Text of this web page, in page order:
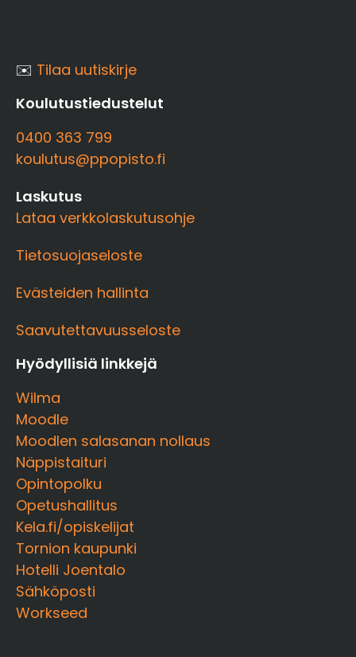
✉️ Tilaa uutiskirje
Koulutustiedustelut
0400 363 799
koulutus@ppopisto.fi
Laskutus
Lataa verkkolaskutusohje
Tietosuojaseloste
Evästeiden hallinta
Saavutettavuusseloste
Hyödyllisiä linkkejä
Wilma
Moodle
Moodlen salasanan nollaus
Näppistaituri
Opintopolku
Opetushallitus
Kela.fi/opiskelijat
Tornion kaupunki
Hotelli Joentalo
Sähköposti
Workseed